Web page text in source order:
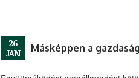
26
JAN
Másképpen a